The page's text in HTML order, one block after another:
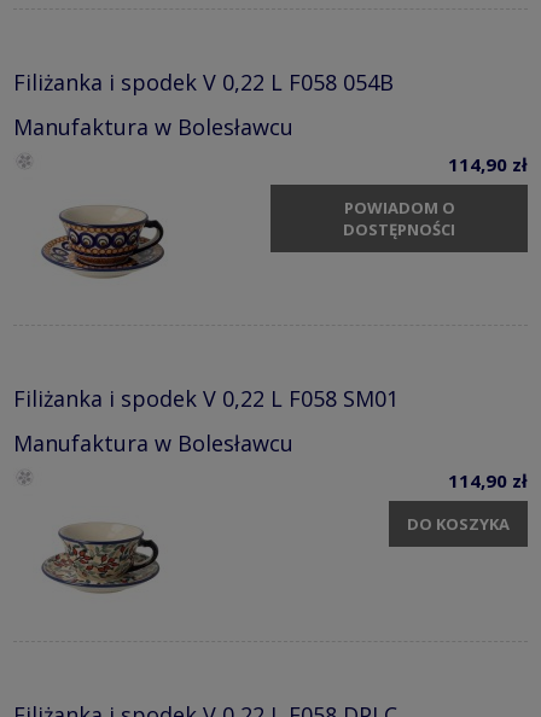
Filiżanka i spodek V 0,22 L F058 054B
Manufaktura w Bolesławcu
114,90 zł
POWIADOM O
DOSTĘPNOŚCI
Filiżanka i spodek V 0,22 L F058 SM01
Manufaktura w Bolesławcu
114,90 zł
DO KOSZYKA